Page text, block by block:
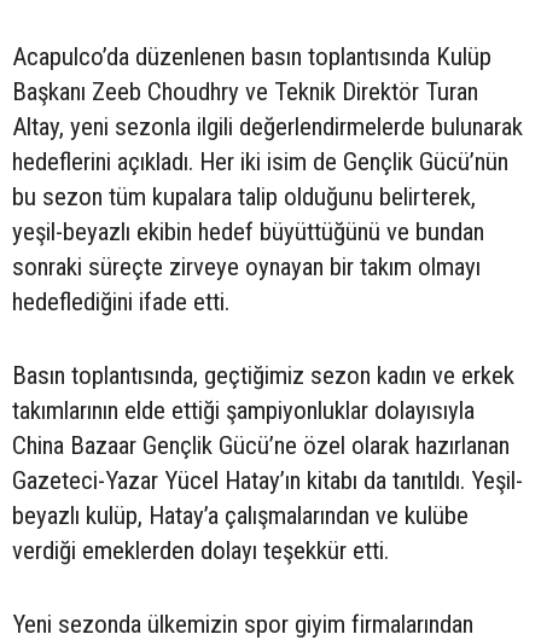
Acapulco’da düzenlenen basın toplantısında Kulüp
Başkanı Zeeb Choudhry ve Teknik Direktör Turan
Altay, yeni sezonla ilgili değerlendirmelerde bulunarak
hedeflerini açıkladı. Her iki isim de Gençlik Gücü’nün
bu sezon tüm kupalara talip olduğunu belirterek,
yeşil-beyazlı ekibin hedef büyüttüğünü ve bundan
sonraki süreçte zirveye oynayan bir takım olmayı
hedeflediğini ifade etti.
Basın toplantısında, geçtiğimiz sezon kadın ve erkek
takımlarının elde ettiği şampiyonluklar dolayısıyla
China Bazaar Gençlik Gücü’ne özel olarak hazırlanan
Gazeteci-Yazar Yücel Hatay’ın kitabı da tanıtıldı. Yeşil-
beyazlı kulüp, Hatay’a çalışmalarından ve kulübe
verdiği emeklerden dolayı teşekkür etti.
Yeni sezonda ülkemizin spor giyim firmalarından